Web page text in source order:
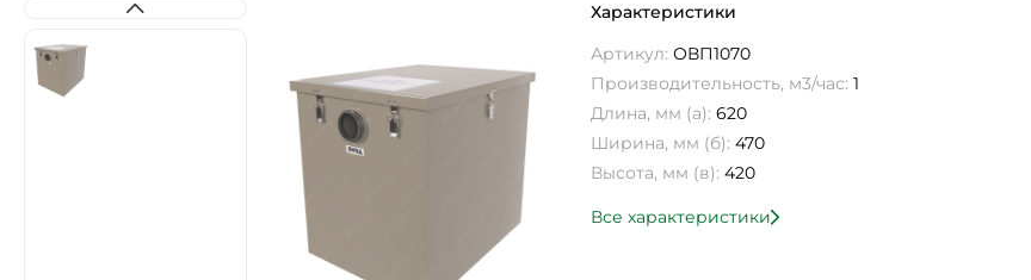
Характеристики
Артикул: ОВП1070
Производительность, м3/час: 1
Длина, мм (а): 620
Ширина, мм (б): 470
Высота, мм (в): 420
Все характеристики